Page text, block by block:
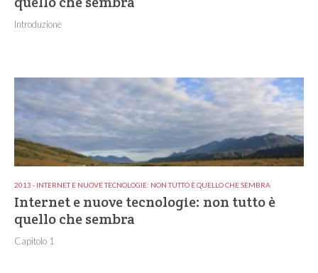
Introduzione
2013 - INTERNET E NUOVE TECNOLOGIE: NON TUTTO È QUELLO CHE SEMBRA
Internet e nuove tecnologie: non tutto è
quello che sembra
Capitolo 1